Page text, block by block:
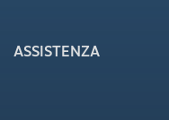
ASSISTENZA